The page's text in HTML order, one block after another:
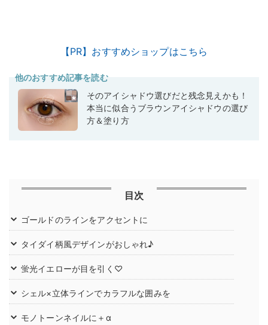
【PR】おすすめショップはこちら
他のおすすめ記事を読む
そのアイシャドウ選びだと残念見えかも！
本当に似合うブラウンアイシャドウの選び
方＆塗り方
目次
ゴールドのラインをアクセントに
タイダイ柄風デザインがおしゃれ♪
蛍光イエローが目を引く♡
シェル×立体ラインでカラフルな囲みを
モノトーンネイルに＋α